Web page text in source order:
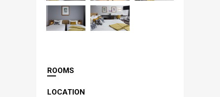
ROOMS
LOCATION